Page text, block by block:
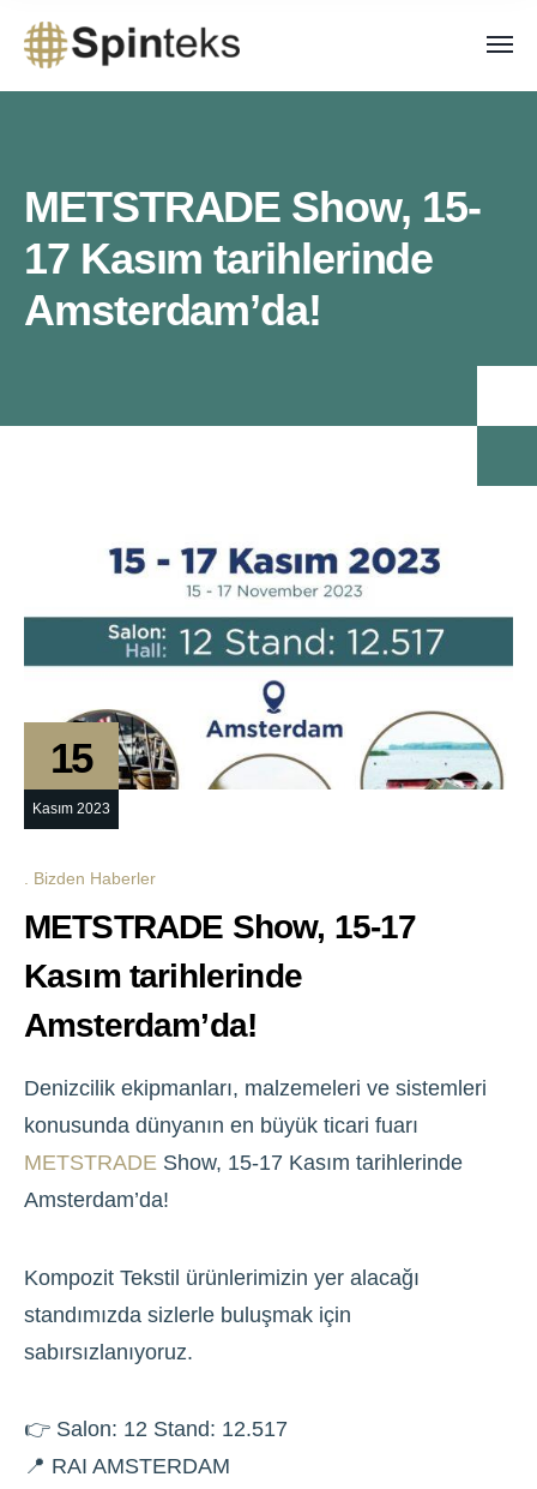
METSTRADE Show, 15-
17 Kasım tarihlerinde
Amsterdam’da!
15
Kasım 2023
Bizden Haberler
METSTRADE Show, 15-17
Kasım tarihlerinde
Amsterdam’da!
Denizcilik ekipmanları, malzemeleri ve sistemleri
konusunda dünyanın en büyük ticari fuarı
METSTRADE Show, 15-17 Kasım tarihlerinde
Amsterdam’da!
Kompozit Tekstil ürünlerimizin yer alacağı
standımızda sizlerle buluşmak için
sabırsızlanıyoruz.
👉 Salon: 12 Stand: 12.517
📍 RAI AMSTERDAM